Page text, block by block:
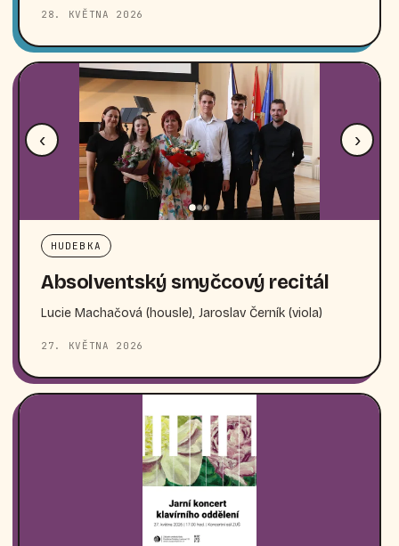
28. KVĚTNA 2026
‹ ›
HUDEBKA
Absolventský smyčcový recitál
Lucie Machačová (housle), Jaroslav Černík (viola)
27. KVĚTNA 2026